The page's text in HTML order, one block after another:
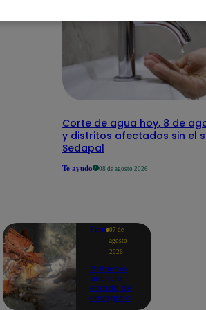
Corte de agua hoy, 8 de
y distritos afectados sin el
Sedapal
Te ayudo 08 de agosto 2026
Perú 07 de
agosto
2026
Gobierno
anuncia
estado de
emergencia